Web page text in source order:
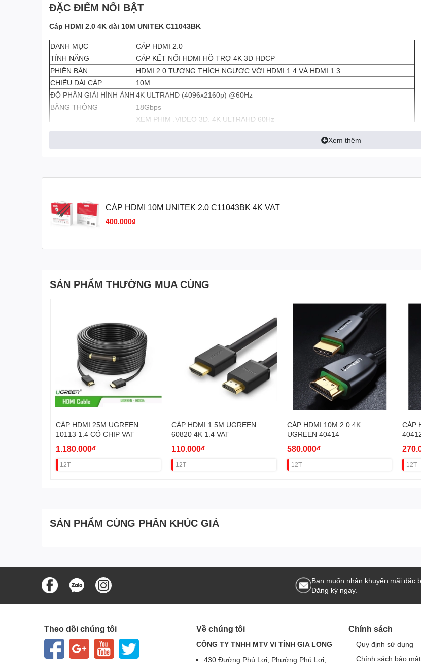
ĐẶC ĐIỂM NỔI BẬT
Cáp HDMI 2.0 4K dài 10M UNITEK C11043BK
DANH MỤC
CÁP HDMI 2.0
TÍNH NĂNG
CÁP KẾT NỐI HDMI HỖ TRỢ 4K 3D HDCP
PHIÊN BẢN
HDMI 2.0 TƯƠNG THÍCH NGƯỢC VỚI HDMI 1.4 VÀ HDMI 1.3
CHIỀU DÀI CÁP
10M
ĐỘ PHÂN GIẢI HÌNH ẢNH 4K ULTRAHD (4096x2160p) @60Hz
BĂNG THÔNG
18Gbps
XEM PHIM ,VIDEO 3D, 4K ULTRAHD 60Hz
HỖ TRỢ CÔNG NGHỆ ÂM THANH DOLBY DTS-HD, ÂM THANH VÒM LOSSLESS 7.1
ĐỘ PHÂN GIẢI 4K@60Hz
Xem thêm
CÁP HDMI 10M UNITEK 2.0 C11043BK 4K VAT
400.000₫
SẢN PHẨM THƯỜNG MUA CÙNG
CÁP HDMI 25M UGREEN
10113 1.4 CÓ CHIP VAT
1.180.000₫
12T
CÁP HDMI 1.5M UGREEN
60820 4K 1.4 VAT
110.000₫
12T
CÁP HDMI 10M 2.0 4K
UGREEN 40414
580.000₫
12T
CÁP
12T
SẢN PHẨM CÙNG PHÂN KHÚC GIÁ
Bạn muốn nhận khuyến mãi đặc
Đăng ký ngay.
Theo dõi chúng tôi Về chúng tôi
CÔNG TY TNHH MTV VI TÍNH GIA LONG
430 Đường Phú Lợi, Phường Phú Lợi,
Chính sách
Quy định sử dụng
Chính sách bảo mật